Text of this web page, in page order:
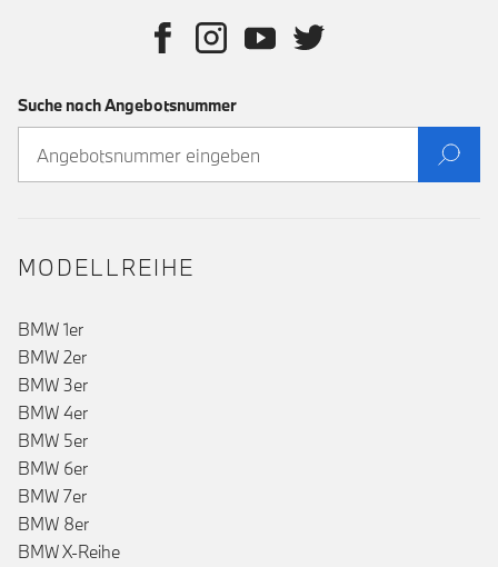
Suche nach Angebotsnummer
MODELLREIHE
BMW 1er
BMW 2er
BMW 3er
BMW 4er
BMW 5er
BMW 6er
BMW 7er
BMW 8er
BMW X-Reihe